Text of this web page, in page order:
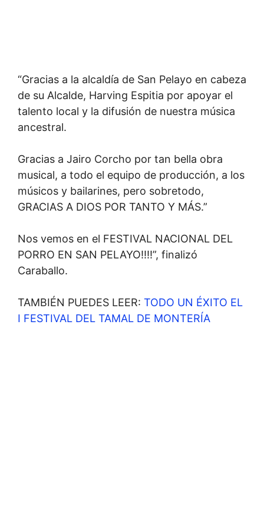
“Gracias a la alcaldía de San Pelayo en cabeza
de su Alcalde, Harving Espitia por apoyar el
talento local y la difusión de nuestra música
ancestral.
Gracias a Jairo Corcho por tan bella obra
musical, a todo el equipo de producción, a los
músicos y bailarines, pero sobretodo,
GRACIAS A DIOS POR TANTO Y MÁS.”
Nos vemos en el FESTIVAL NACIONAL DEL
PORRO EN SAN PELAYO!!!!”, finalizó
Caraballo.
TAMBIÉN PUEDES LEER: TODO UN ÉXITO EL
I FESTIVAL DEL TAMAL DE MONTERÍA